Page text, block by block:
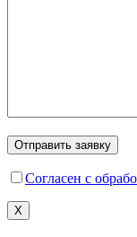
Согласен с
X